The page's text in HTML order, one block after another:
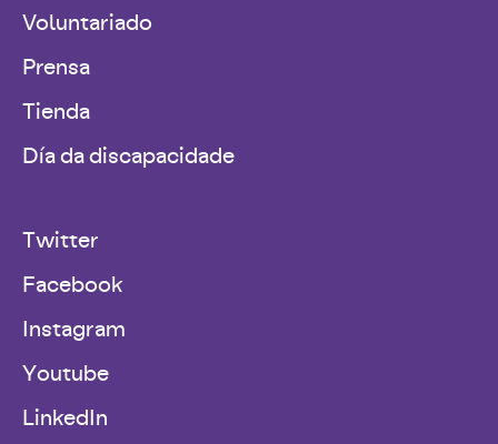
Voluntariado
Prensa
Tienda
Día da discapacidade
Twitter
Facebook
Instagram
Youtube
LinkedIn